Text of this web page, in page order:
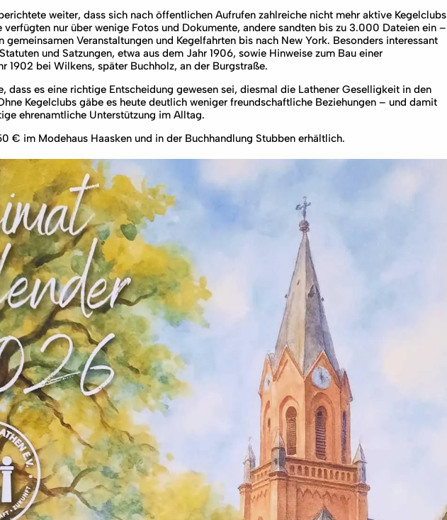
weiter, dass sich nach öffentlichen Aufrufen zahlreiche nicht mehr aktive Kegelclubs
nur über wenige Fotos und Dokumente, andere sandten bis zu 3.000 Dateien ein –
gemeinsamen Veranstaltungen und Kegelfahrten bis nach New York. Besonders interessant
und Satzungen, etwa aus dem Jahr 1906, sowie Hinweise zum Bau einer
1902 bei Wilkens, später Buchholz, an der Burgstraße.
dass es eine richtige Entscheidung gewesen sei, diesmal die Lathener Geselligkeit in den
Kegelclubs gäbe es heute deutlich weniger freundschaftliche Beziehungen – und damit
ehrenamtliche Unterstützung im Alltag.
€ im Modehaus Haasken und in der Buchhandlung Stubben erhältlich.